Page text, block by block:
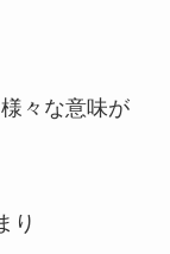
々な意味が
り